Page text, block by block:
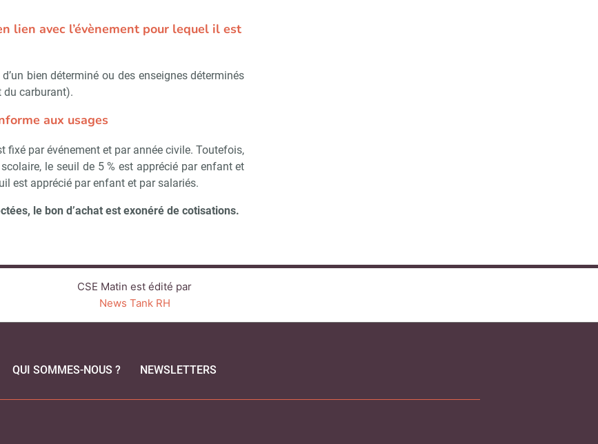
lien avec l’évènement pour lequel il est
bien déterminé ou des enseignes déterminés
du carburant).
aux usages
fixé par événement et par année civile. Toutefois,
le seuil de 5 % est apprécié par enfant et
est apprécié par enfant et par salariés.
le bon d’achat est exonéré de cotisations.
CSE Matin est édité par
News Tank RH
QUI SOMMES-NOUS ? NEWSLETTERS